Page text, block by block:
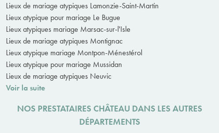
Lieux de mariage atypiques Lamonzie-Saint-Martin
Lieux atypique pour mariage Le Bugue
Lieux atypiques mariage Marsac-sur-l'Isle
Lieux de mariage atypiques Montignac
Lieux atypique mariage Montpon-Ménestérol
Lieux atypique pour mariage Mussidan
Lieux de mariage atypiques Neuvic
Voir la suite
NOS PRESTATAIRES CHÂTEAU DANS LES AUTRES
DÉPARTEMENTS